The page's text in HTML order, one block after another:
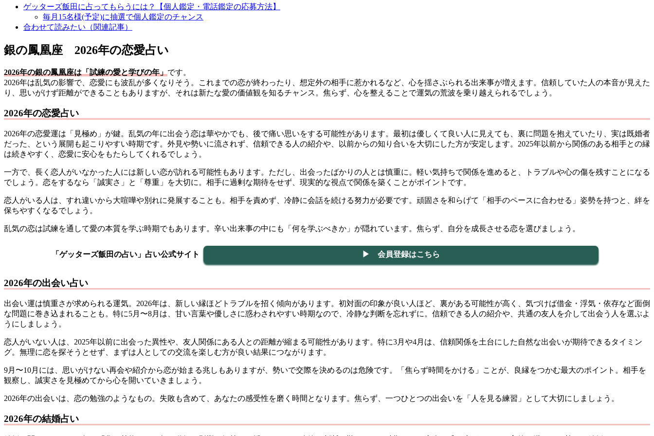
ゲッターズ飯田に占ってもらうには？【個人鑑定・電話鑑定の応募方法】
毎月15名様(予定)に抽選で個人鑑定のチャンス
合わせて読みたい（関連記事）
銀の鳳凰座 2026年の恋愛占い
2026年の銀の鳳凰座は「試練の愛と学びの年」です。
2026年は乱気の影響で、恋愛にも波乱が多くなりそう。これまでの恋が終わったり、想定外の相手に惹かれるなど、心を揺さぶられる出来事が増えます。信頼していた人の本音が見えた
り、思いがけず距離ができることもありますが、それは新たな愛の価値観を知るチャンス。焦らず、心を整えることで運気の荒波を乗り越えられるでしょう。
2026年の恋愛占い
2026年の恋愛運は「見極め」が鍵。乱気の年に出会う恋は華やかでも、後で痛い思いをする可能性があります。最初は優しくて良い人に見えても、裏に問題を抱えていたり、実は既婚者
だった、という展開も起こりやすい時期です。外見や勢いに流されず、信頼できる人の紹介や、以前からの知り合いを大切にした方が安定します。2025年以前から関係のある相手との縁
は続きやすく、恋愛に安心をもたらしてくれるでしょう。
一方で、長く恋人がいなかった人には新しい恋が訪れる可能性もあります。ただし、出会ったばかりの人とは慎重に。軽い気持ちで関係を進めると、トラブルや心の傷を残すことになる
でしょう。恋をするなら「誠実さ」と「尊重」を大切に。相手に過剰な期待をせず、現実的な視点で関係を築くことがポイントです。
恋人がいる人は、すれ違いから大喧嘩や別れに発展することも。相手を責めず、冷静に会話を続ける努力が必要です。頑固さを和らげて「相手のペースに合わせる」姿勢を持つと、絆を
保ちやすくなるでしょう。
乱気の恋は試練を通して愛の本質を学ぶ時期でもあります。辛い出来事の中にも「何を学ぶべきか」が隠れています。焦らず、自分を成長させる恋を選びましょう。
「ゲッターズ飯田の占い」占い公式サイト ▶ 会員登録はこちら
2026年の出会い占い
出会い運は慎重さが求められる運気。2026年は、新しい縁ほどトラブルを招く傾向があります。初対面の印象が良い人ほど、裏がある可能性が高く、気づけば借金・浮気・依存など面倒
な問題に巻き込まれることも。特に5月〜8月は、甘い言葉や優しさに惑わされやすい時期なので、冷静な判断を忘れずに。信頼できる人の紹介や、共通の友人を介して出会う人を選ぶよ
うにしましょう。
恋人がいない人は、2025年以前に出会った異性や、友人関係にある人との距離が縮まる可能性があります。特に3月や4月は、信頼関係を土台にした自然な出会いが期待できるタイミン
グ。無理に恋を探そうとせず、まずは人としての交流を楽しむ方が良い結果につながります。
9月〜10月には、思いがけない再会や紹介から恋が始まる兆しもありますが、勢いで交際を決めるのは危険です。「焦らず時間をかける」ことが、良縁をつかむ最大のポイント。相手を
観察し、誠実さを見極めてから心を開いていきましょう。
2026年の出会いは、恋の勉強のようなもの。失敗も含めて、あなたの感受性を磨く時間となります。焦らず、一つひとつの出会いを「人を見る練習」として大切にしましょう。
2026年の結婚占い